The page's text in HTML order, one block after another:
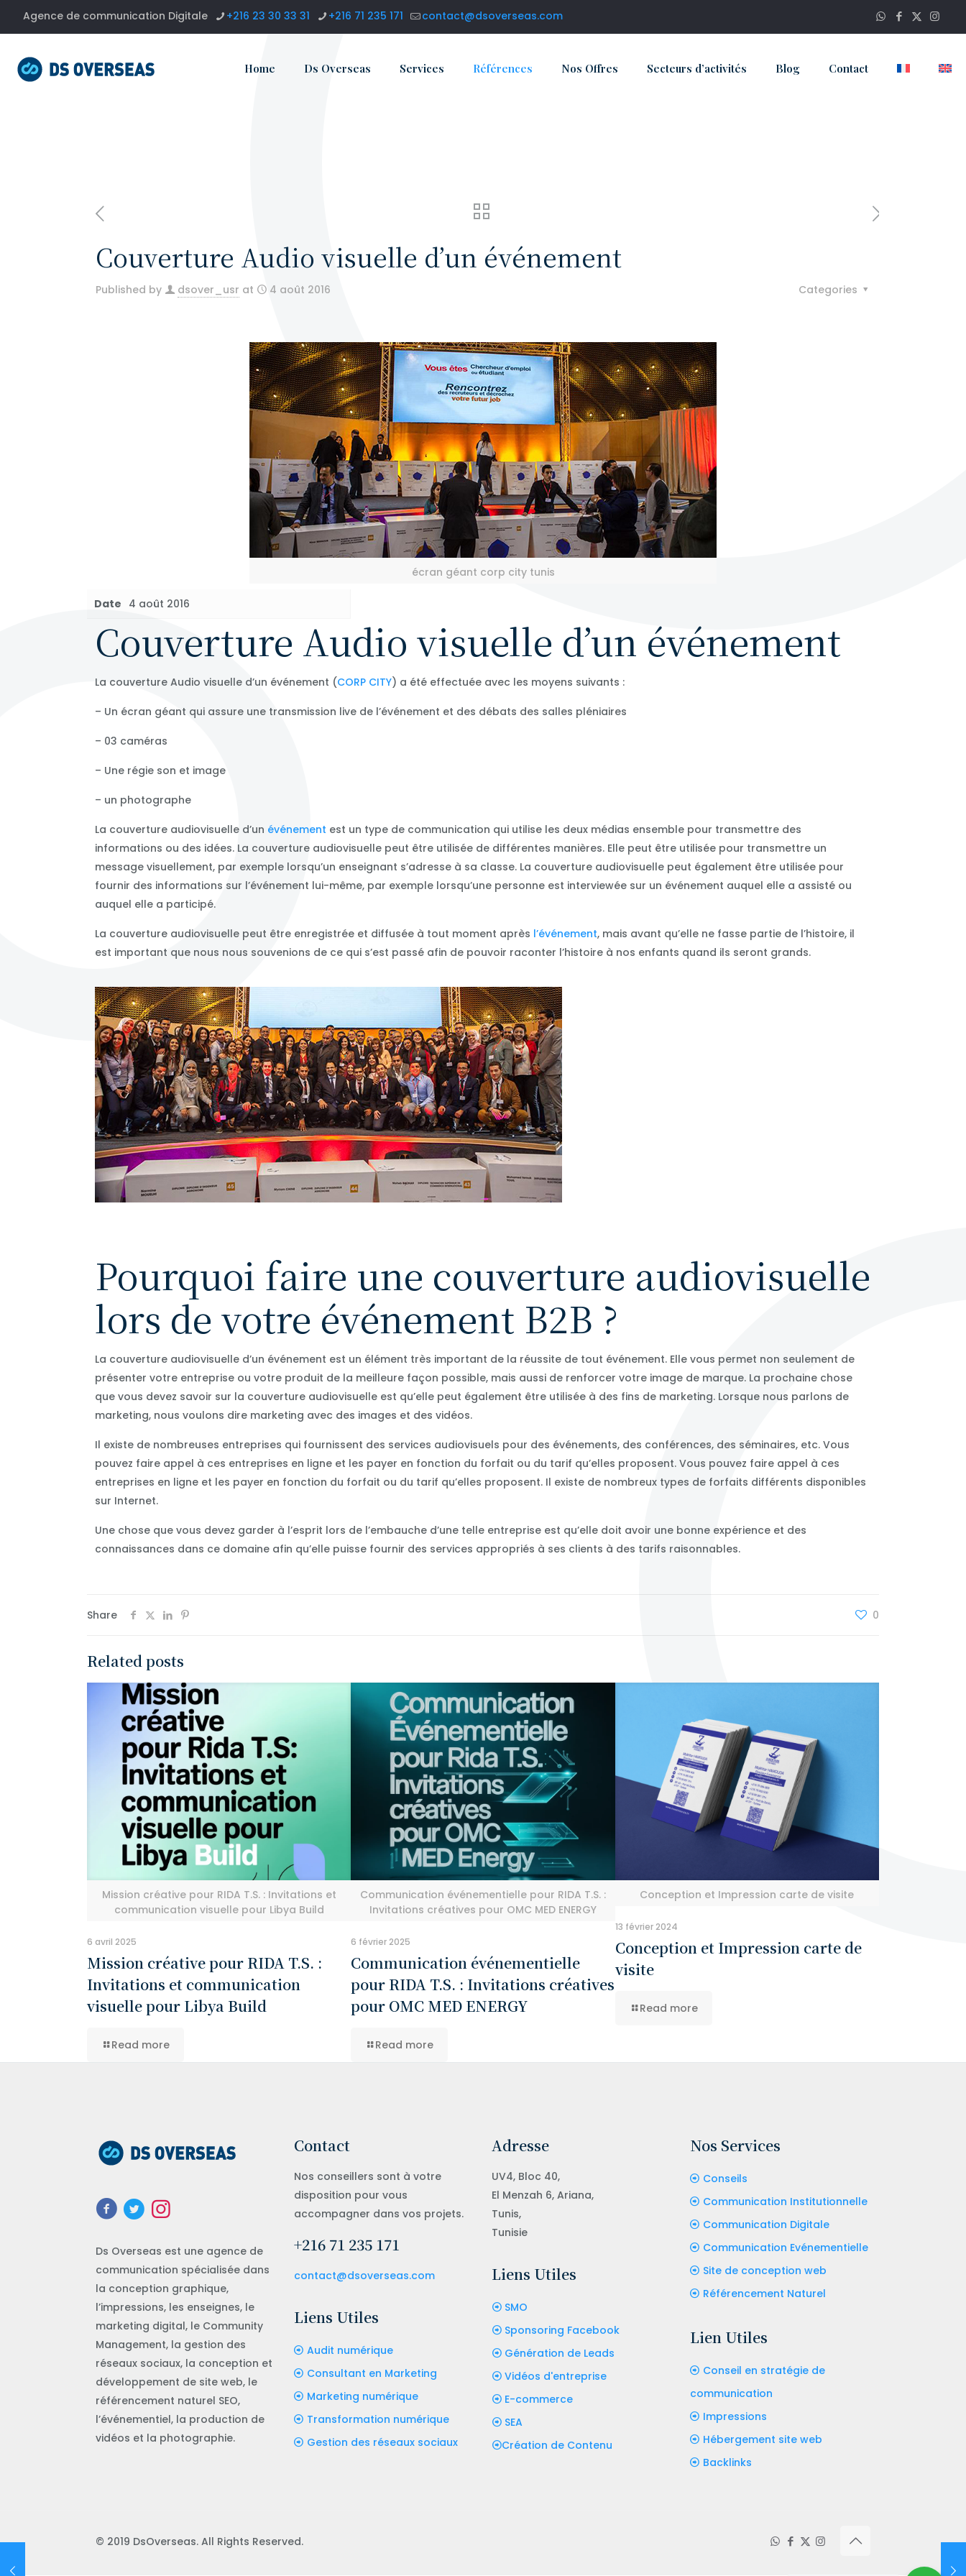
Agence de communication Digitale +216 23 30 33 31 +216 71 235 171 contact@dsoverseas.com
Home Ds Overseas Services Références Nos Offres Secteurs d’activités Blog Contact
Couverture Audio visuelle d’un événement
Published by dsover_usr at 4 août 2016 Categories
écran géant corp city tunis
Date 4 août 2016
Couverture Audio visuelle d’un événement
La couverture Audio visuelle d’un événement (CORP CITY) a été effectuée avec les moyens suivants :
– Un écran géant qui assure une transmission live de l’événement et des débats des salles pléniaires
– 03 caméras
– Une régie son et image
– un photographe
La couverture audiovisuelle d’un événement est un type de communication qui utilise les deux médias ensemble pour transmettre des
informations ou des idées. La couverture audiovisuelle peut être utilisée de différentes manières. Elle peut être utilisée pour transmettre un
message visuellement, par exemple lorsqu’un enseignant s’adresse à sa classe. La couverture audiovisuelle peut également être utilisée pour
fournir des informations sur l’événement lui-même, par exemple lorsqu’une personne est interviewée sur un événement auquel elle a assisté ou
auquel elle a participé.
La couverture audiovisuelle peut être enregistrée et diffusée à tout moment après l’événement, mais avant qu’elle ne fasse partie de l’histoire, il
est important que nous nous souvenions de ce qui s’est passé afin de pouvoir raconter l’histoire à nos enfants quand ils seront grands.
Pourquoi faire une couverture audiovisuelle
lors de votre événement B2B ?
La couverture audiovisuelle d’un événement est un élément très important de la réussite de tout événement. Elle vous permet non seulement de
présenter votre entreprise ou votre produit de la meilleure façon possible, mais aussi de renforcer votre image de marque. La prochaine chose
que vous devez savoir sur la couverture audiovisuelle est qu’elle peut également être utilisée à des fins de marketing. Lorsque nous parlons de
marketing, nous voulons dire marketing avec des images et des vidéos.
Il existe de nombreuses entreprises qui fournissent des services audiovisuels pour des événements, des conférences, des séminaires, etc. Vous
pouvez faire appel à ces entreprises en ligne et les payer en fonction du forfait ou du tarif qu’elles proposent. Vous pouvez faire appel à ces
entreprises en ligne et les payer en fonction du forfait ou du tarif qu’elles proposent. Il existe de nombreux types de forfaits différents disponibles
sur Internet.
Une chose que vous devez garder à l’esprit lors de l’embauche d’une telle entreprise est qu’elle doit avoir une bonne expérience et des
connaissances dans ce domaine afin qu’elle puisse fournir des services appropriés à ses clients à des tarifs raisonnables.
Share 0
Related posts
Mission créative pour RIDA T.S. : Invitations et
communication visuelle pour Libya Build
6 avril 2025
Mission créative pour RIDA T.S. :
Invitations et communication
visuelle pour Libya Build
Read more
Communication événementielle pour RIDA T.S. :
Invitations créatives pour OMC MED ENERGY
6 février 2025
Communication événementielle
pour RIDA T.S. : Invitations créatives
pour OMC MED ENERGY
Read more
Conception et Impression carte de visite
13 février 2024
Conception et Impression carte de
visite
Read more
Ds Overseas est une agence de
communication spécialisée dans
la conception graphique,
l’impressions, les enseignes, le
marketing digital, le Community
Management, la gestion des
réseaux sociaux, la conception et
développement de site web, le
référencement naturel SEO,
l’événementiel, la production de
vidéos et la photographie.
Contact
Nos conseillers sont à votre
disposition pour vous
accompagner dans vos projets.
+216 71 235 171
contact@dsoverseas.com
Liens Utiles
Audit numérique
Consultant en Marketing
Marketing numérique
Transformation numérique
Gestion des réseaux sociaux
Adresse
UV4, Bloc 40,
El Menzah 6, Ariana,
Tunis,
Tunisie
Liens Utiles
SMO
Sponsoring Facebook
Génération de Leads
Vidéos d'entreprise
E-commerce
SEA
Création de Contenu
Nos Services
Conseils
Communication Institutionnelle
Communication Digitale
Communication Evénementielle
Site de conception web
Référencement Naturel
Lien Utiles
Conseil en stratégie de
communication
Impressions
Hébergement site web
Backlinks
© 2019 DsOverseas. All Rights Reserved.